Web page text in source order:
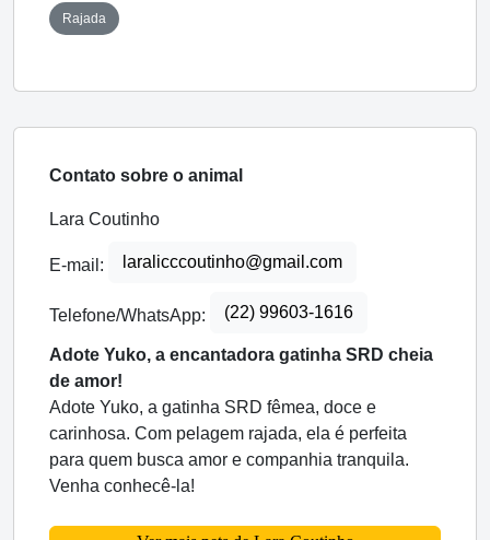
Rajada
Contato sobre o animal
Lara Coutinho
E-mail: laralicccoutinho@gmail.com
Telefone/WhatsApp: (22) 99603-1616
Adote Yuko, a encantadora gatinha SRD cheia
de amor!
Adote Yuko, a gatinha SRD fêmea, doce e
carinhosa. Com pelagem rajada, ela é perfeita
para quem busca amor e companhia tranquila.
Venha conhecê-la!